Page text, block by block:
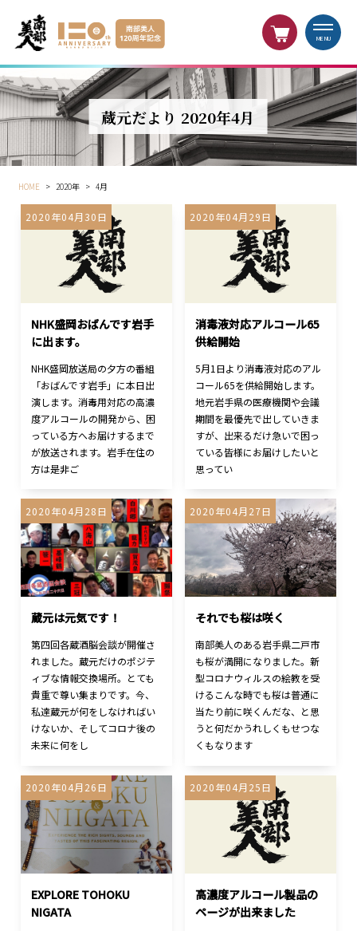
MENU
蔵元だより 2020年4月
HOME > 2020年 > 4月
2020年04月30日
NHK盛岡おばんです岩手
に出ます。
NHK盛岡放送局の夕方の番組
「おばんです岩手」に本日出
演します。消毒用対応の高濃
度アルコールの開発から、困
っている方へお届けするまで
が放送されます。岩手在住の
方は是非ご
2020年04月29日
消毒液対応アルコール65
供給開始
5月1日より消毒液対応のアル
コール65を供給開始します。
地元岩手県の医療機関や会議
期間を最優先で出していきま
すが、出来るだけ急いで困っ
ている皆様にお届けしたいと
思ってい
2020年04月28日
蔵元は元気です！
第四回各蔵酒脳会談が開催さ
れました。蔵元だけのポジテ
ィブな情報交換場所。とても
貴重で尊い集まりです。今、
私達蔵元が何をしなければい
けないか、そしてコロナ後の
未来に何をし
2020年04月27日
それでも桜は咲く
南部美人のある岩手県二戸市
も桜が満開になりました。新
型コロナウィルスの絵教を受
けるこんな時でも桜は普通に
当たり前に咲くんだな、と思
うと何だかうれしくもせつな
くもなります
2020年04月26日
EXPLORE TOHOKU
NIGATA
2020年04月25日
高濃度アルコール製品の
ページが出来ました